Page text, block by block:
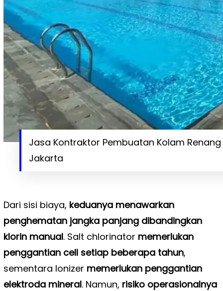
Jasa Kontraktor Pembuatan Kolam
Jakarta
Dari sisi biaya, keduanya menawarkan
penghematan jangka panjang dibandingkan
klorin manual. Salt chlorinator memerlukan
penggantian cell setiap beberapa tahun,
sementara Ionizer memerlukan penggantian
elektroda mineral. Namun, risiko operasionalnya